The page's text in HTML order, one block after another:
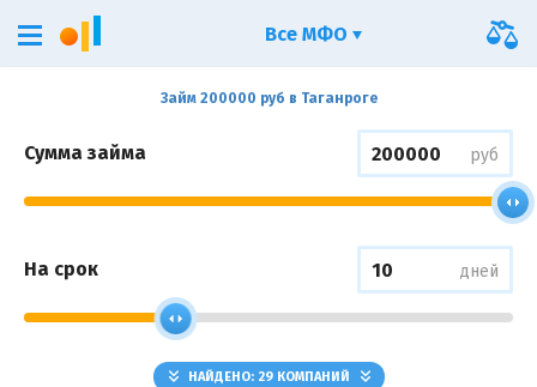
Займ 200000 руб в Таганроге
Сумма займа руб
На срок дней
НАЙДЕНО: 29КОМПАНИЙ
Все МФО